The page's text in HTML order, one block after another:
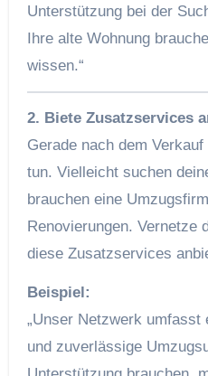
Unterstützung bei der
Ihre alte Wohnung
wissen.“
2. Biete Zusatzservices
Gerade nach dem
tun. Vielleicht suchen
brauchen eine
Renovierungen. Vernetze
diese Zusatzservices
Beispiel:
„Unser Netzwerk umfasst
und zuverlässige